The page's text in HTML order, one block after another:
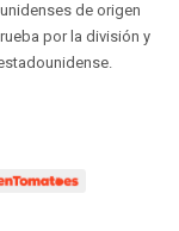
de origen
por la división y